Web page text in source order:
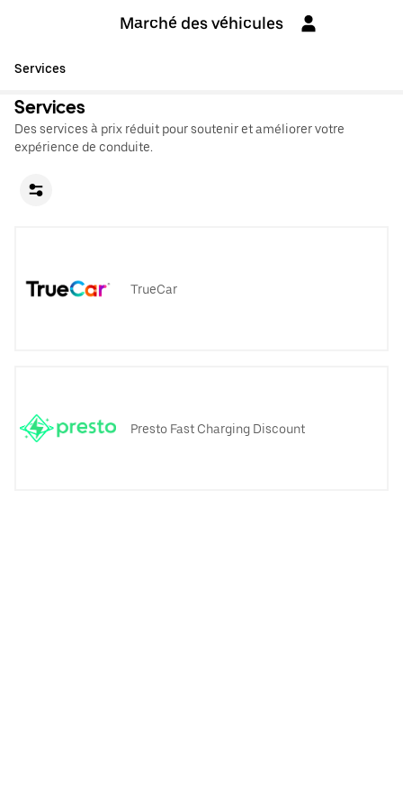
Marché des véhicules
Services
Services
Des services à prix réduit pour soutenir et améliorer votre
expérience de conduite.
TrueCar
Presto Fast Charging Discount